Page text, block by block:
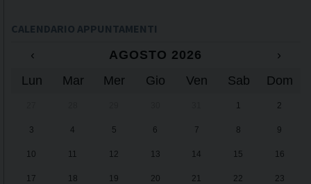
CALENDARIO APPUNTAMENTI
‹
AGOSTO 2026
›
Lun
Mar Mer Gio Ven Sab Dom
1 2
3 4 5 6 7 8 9
10 11 12 13 14 15 16
17 18 19 20 21 22 23